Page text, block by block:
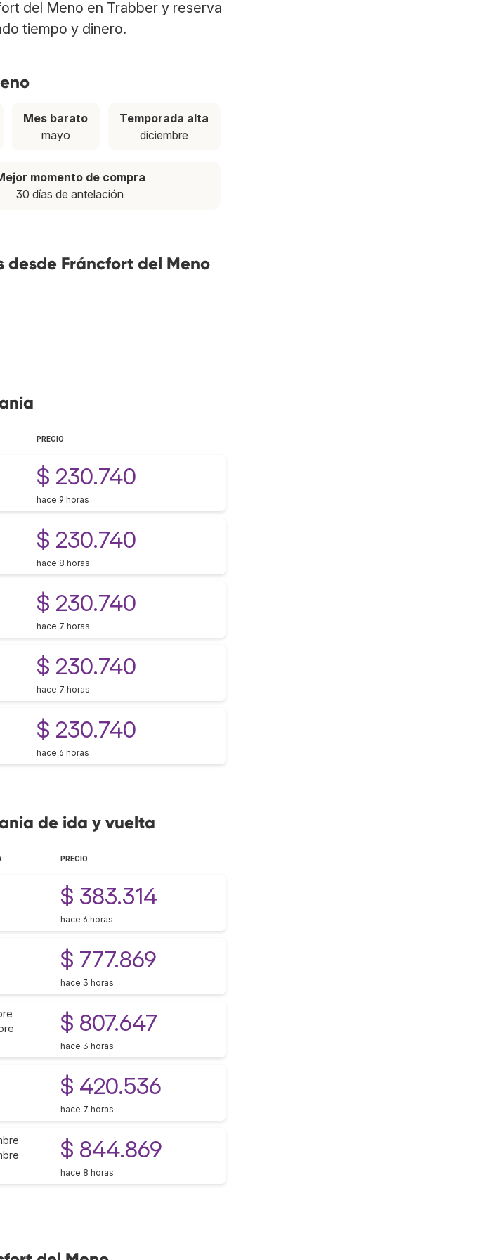
del Meno en Trabber y reserva
tiempo y dinero.
Mes barato
mayo
Temporada alta
diciembre
momento de compra
30 días de antelación
desde Fráncfort del Meno
PRECIO
$ 230.740
hace 9 horas
$ 230.740
hace 8 horas
$ 230.740
hace 7 horas
$ 230.740
hace 7 horas
$ 230.740
hace 6 horas
de ida y vuelta
PRECIO
$ 383.314
hace 6 horas
$ 777.869
hace 3 horas
$ 807.647
hace 3 horas
$ 420.536
hace 7 horas
$ 844.869
hace 8 horas